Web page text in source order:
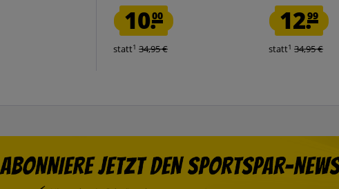
10.00
statt1 34,95 €
12.99
statt1 34,95 €